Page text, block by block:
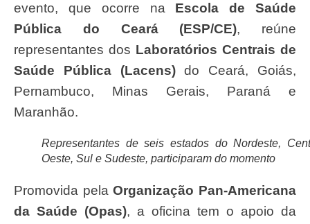
evento, que ocorre na Escola de Saúde
Pública do Ceará (ESP/CE), reúne
representantes dos Laboratórios Centrais de
Saúde Pública (Lacens)do Ceará, Goiás,
Pernambuco, Minas Gerais, Paraná e
Maranhão.
Representantes de seis estados do Nordeste,
Oeste, Sul e Sudeste, participaram do momento
Promovida pelaOrganização Pan-Americana
da Saúde (Opas), a oficina tem o apoio da